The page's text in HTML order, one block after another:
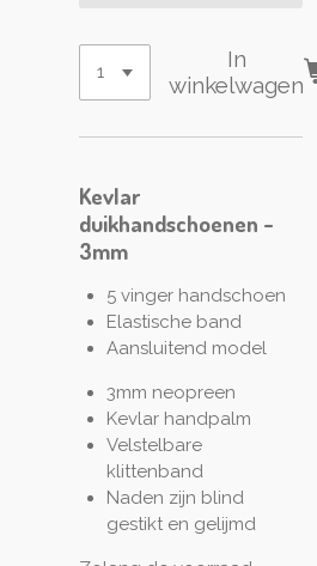
In
winkelwagen
Kevlar
duikhandschoenen -
3mm
5 vinger handschoen
Elastische band
Aansluitend model
3mm neopreen
Kevlar handpalm
Velstelbare
klittenband
Naden zijn blind
gestikt en gelijmd